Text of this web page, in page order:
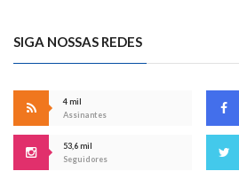
SIGA NOSSAS REDES
4 mil
Assinantes
53,6 mil
Seguidores